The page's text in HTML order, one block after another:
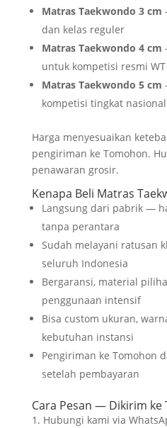
Matras Taekwondo 3 cm
dan kelas reguler
Matras Taekwondo 4 cm
untuk kompetisi resmi WT
Matras Taekwondo 5 cm
kompetisi tingkat nasional
Harga menyesuaikan
pengiriman ke Tomohon.
penawaran grosir.
Kenapa Beli Matras
Langsung dari pabrik —
tanpa perantara
Sudah melayani ratusan
seluruh Indonesia
Bergaransi, material
penggunaan intensif
Bisa custom ukuran,
kebutuhan instansi
Pengiriman ke Tomohon
setelah pembayaran
Cara Pesan — Dikirim ke
Hubungi kami via